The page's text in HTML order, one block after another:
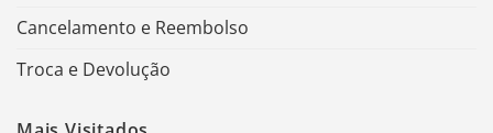
Cancelamento e Reembolso
Troca e Devolução